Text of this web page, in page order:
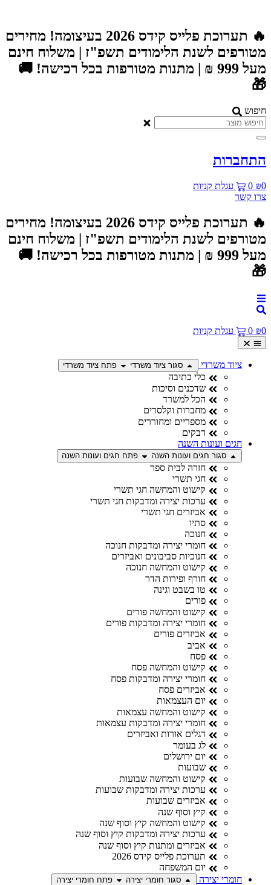
🔥 תערוכת פלייס קידס 2026 בעיצומה! מחירים
לשנת הלימודים תשפ"ז | משלוח חינם
מעל 999 ₪ | מתנות מטורפות בכל רכישה! 🚚
₪
0
עגלת קניות
קשר
🔥 תערוכת פלייס קידס 2026 בעיצומה! מחירים
לשנת הלימודים תשפ"ז | משלוח חינם
מעל 999 ₪ | מתנות מטורפות בכל רכישה! 🚚
₪
0 עגלת קניות
ציוד משרדי סגור ציוד משרדי פתח ציוד משרדי
כלי כתיבה
שדכנים וסיכות
הכל למשרד
מחברות וקלסרים
מספריים ומחוררים
דבקים
חגים ועונות השנה
סגור חגים ועונות השנה פתח חגים ועונות השנה
חזרה לבית ספר
חגי תשרי
קישוט והמחשה חגי תשרי
ערכות יצירה ומדבקות חגי תשרי
אביזרים חגי תשרי
סתיו
חנוכה
חומרי יצירה ומדבקות חנוכה
חנוכיות סביבונים ואביזרים
קישוט והמחשה חנוכה
חורף ופירות הדר
טו בשבט וגינה
פורים
קישוט והמחשה פורים
חומרי יצירה ומדבקות פורים
אביזרים פורים
אביב
פסח
קישוט והמחשה פסח
חומרי יצירה ומדבקות פסח
אביזרים פסח
יום העצמאות
קישוט והמחשה עצמאות
חומרי יצירה ומדבקות עצמאות
דגלים אורות ואביזרים
לג בעומר
יום ירושלים
שבועות
קישוט והמחשה שבועות
ערכות יצירה ומדבקות שבועות
אביזרים שבועות
קיץ וסוף שנה
קישוט והמחשה קיץ וסוף שנה
ערכות יצירה ומדבקות קיץ וסוף שנה
אביזרים ומתנות קיץ וסוף שנה
תערוכת פלייס קידס 2026
יום המשפחה
חומרי יצירה
סגור חומרי יצירה פתח חומרי יצירה